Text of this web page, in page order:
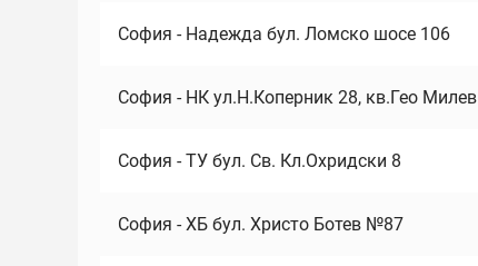
София - Надежда бул. Ломско шосе 106
София - НК ул.Н.Коперник 28, кв.Гео Милев
София - ТУ бул. Св. Кл.Охридски 8
София - ХБ бул. Христо Ботев №87